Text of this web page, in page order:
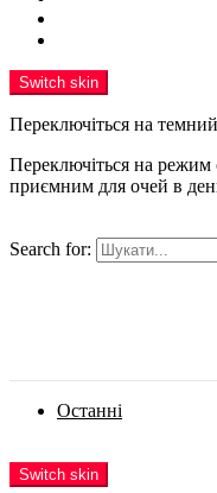
Switch skin
Переключіться на
Переключіться на режим
приємним для очей в
Search for:
Останні
Switch skin